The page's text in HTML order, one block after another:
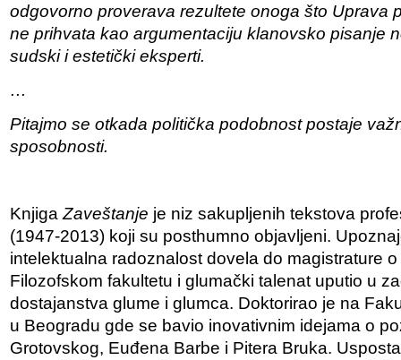
odgovorno proverava rezultete onoga što Uprava
ne prihvata kao argumentaciju klanovsko pisanje
sudski i estetički eksperti.
…
Pitajmo se otkada politička podobnost postaje
sposobnosti.
Knjiga Zaveštanje je niz sakupljenih tekstova
(1947-2013) koji su posthumno objavljeni.
intelektualna radoznalost dovela do magistrature
Filozofskom fakultetu i glumački talenat uputio u
dostajanstva glume i glumca. Doktorirao je na
u Beogradu gde se bavio inovativnim idejama o
Grotovskog, Euđena Barbe i Pitera Bruka.